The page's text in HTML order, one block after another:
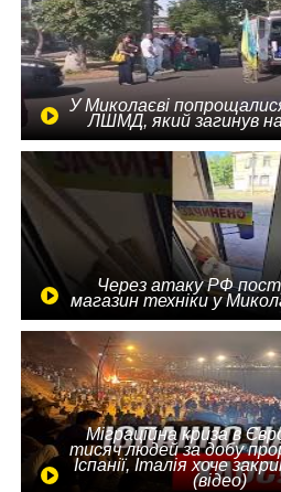
У Миколаєві
ЛШМД, який загинув
Через атаку РФ
магазин техніки у
Міграційна криза в
тисяч людей за добу
Іспанії, Італія хоче
(відео)